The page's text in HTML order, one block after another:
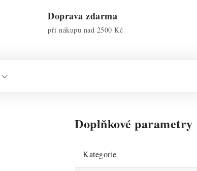
Doprava zdarma
při nákupu nad 2500 Kč
Doplňkové parametry
Kategorie